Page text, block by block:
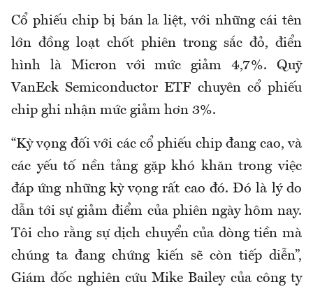
Cổ phiếu chip bị bán la liệt, với những cái tên
lớn đồng loạt chốt phiên trong sắc đỏ, điển
hình là Micron với mức giảm 4,7%. Quỹ
VanEck Semiconductor ETF chuyên cổ phiếu
chip ghi nhận mức giảm hơn 3%.
“Kỳ vọng đối với các cổ phiếu chip đang cao, và
các yếu tố nền tảng gặp khó khăn trong việc
đáp ứng những kỳ vọng rất cao đó. Đó là lý do
dẫn tới sự giảm điểm của phiên ngày hôm nay.
Tôi cho rằng sự dịch chuyển của dòng tiền mà
chúng ta đang chứng kiến sẽ còn tiếp diễn”,
Giám đốc nghiên cứu Mike Bailey của công ty